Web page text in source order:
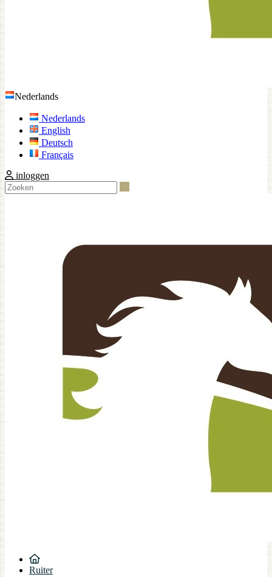
Nederlands
Nederlands
English
Deutsch
Français
inloggen
Ruiter